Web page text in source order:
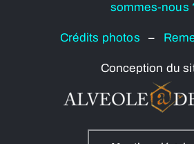
sommes-nous
Crédits photos–
Conception du